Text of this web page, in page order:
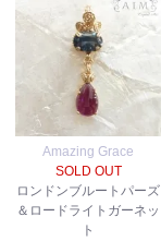
Amazing Grace
SOLD OUT
ロンドンブルートパーズ
＆ロードライトガーネッ
ト